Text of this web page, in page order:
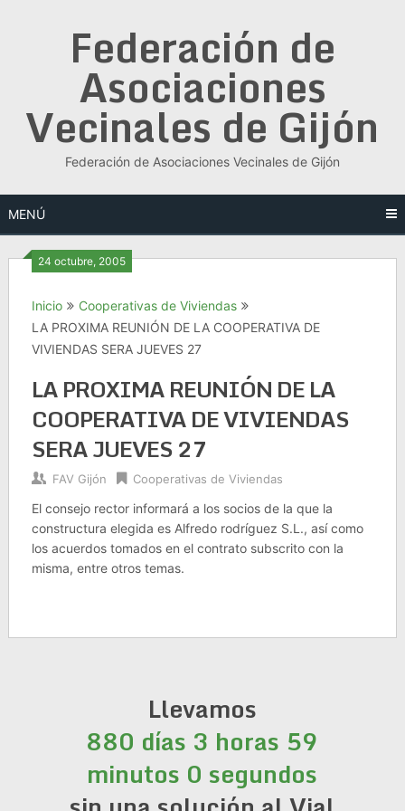
Federación de
Asociaciones
Vecinales de Gijón
Federación de Asociaciones Vecinales de Gijón
MENÚ
24 octubre, 2005
Inicio
Cooperativas de Viviendas
LA PROXIMA REUNIÓN DE LA COOPERATIVA DE
VIVIENDAS SERA JUEVES 27
LA PROXIMA REUNIÓN DE LA
COOPERATIVA DE VIVIENDAS
SERA JUEVES 27
FAV Gijón Cooperativas de Viviendas
El consejo rector informará a los socios de la que la
constructura elegida es Alfredo rodríguez S.L., así como
los acuerdos tomados en el contrato subscrito con la
misma, entre otros temas.
Llevamos
880 días 3 horas 59
minutos 0 segundos